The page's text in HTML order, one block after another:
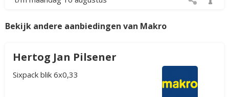
Bekijk andere aanbiedingen van Makro
Hertog Jan Pilsener
Sixpack blik 6x0,33